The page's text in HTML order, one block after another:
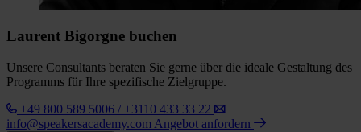
Laurent Bigorgne buchen
Unsere Consultants beraten Sie gerne über die ideale Gestaltung des
Programms für Ihre spezifische Zielgruppe.
+49 800 589 5006 / +3110 433 33 22
info@speakersacademy.com Angebot anfordern